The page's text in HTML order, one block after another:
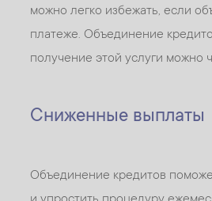
можно легко избежать, если
платеже. Объединение
получение этой услуги можно
Сниженные выплаты
Объединение кредитов